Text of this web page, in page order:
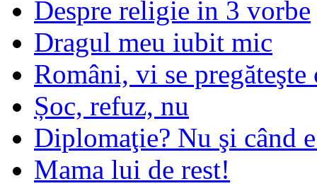
Despre religie in 3 vorbe
Dragul meu iubit mic
Români, vi se pregăteşte
Șoc, refuz, nu
Diplomaţie? Nu şi când
Mama lui de rest!